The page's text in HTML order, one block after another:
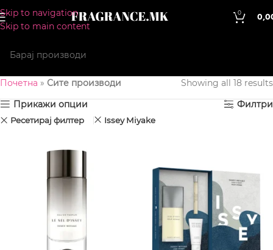
Skip to navigation
Skip to main content
0
Почетна » Сите производи
Showing all 18 results
Прикажи опции
Филтри
Ресетирај филтер Issey Miyake